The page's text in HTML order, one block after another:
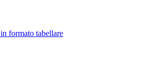
formato tabellare